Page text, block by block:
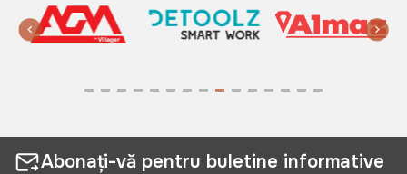
Abonați-vă pentru buletine informative